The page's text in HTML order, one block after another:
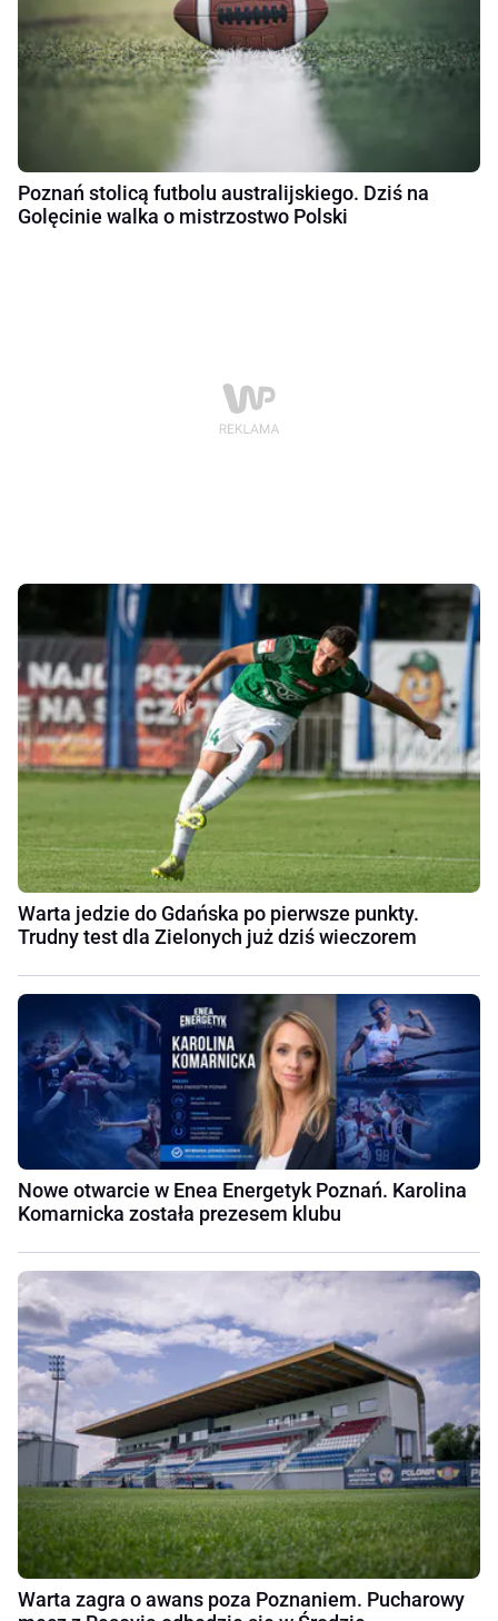
Poznań stolicą futbolu australijskiego. Dziś na
Golęcinie walka o mistrzostwo Polski
Warta jedzie do Gdańska po pierwsze punkty.
Trudny test dla Zielonych już dziś wieczorem
Nowe otwarcie w Enea Energetyk Poznań. Karolina
Komarnicka została prezesem klubu
Warta zagra o awans poza Poznaniem. Pucharowy